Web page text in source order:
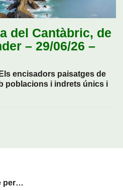
del Cantàbric, de
– 29/06/26 –
encisadors paisatges de
poblacions i indrets únics i
per…